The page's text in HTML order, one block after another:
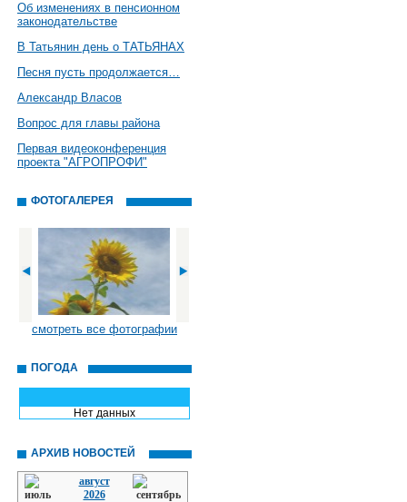
Об изменениях в пенсионном
законодательстве
В Татьянин день о ТАТЬЯНАХ
Песня пусть продолжается…
Александр Власов
Вопрос для главы района
Первая видеоконференция
проекта "АГРОПРОФИ"
ФОТОГАЛЕРЕЯ
смотреть все фотографии
ПОГОДА
Нет данных
АРХИВ НОВОСТЕЙ
август
2026